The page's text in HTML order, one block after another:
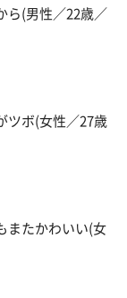
ら(男性／22歳／
ツボ(女性／27歳
またかわいい(女